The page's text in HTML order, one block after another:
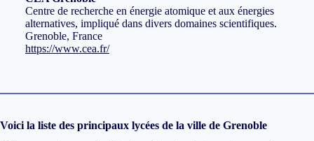
Centre de recherche en énergie atomique et aux énergies
alternatives, impliqué dans divers domaines scientifiques.
Grenoble, France
https://www.cea.fr/
Voici la liste des principaux lycées de la ville de Grenoble